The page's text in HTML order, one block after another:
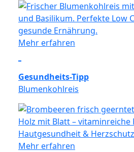
Mehr erfahren
Gesundheits-Tipp
Blumenkohlreis
Mehr erfahren